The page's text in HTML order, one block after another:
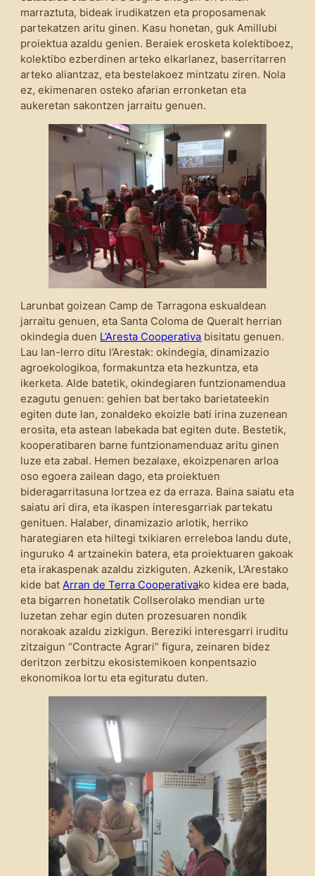
marraztuta, bideak irudikatzen eta proposamenak
partekatzen aritu ginen. Kasu honetan, guk Amillubi
proiektua azaldu genien. Beraiek erosketa kolektiboez,
kolektibo ezberdinen arteko elkarlanez, baserritarren
arteko aliantzaz, eta bestelakoez mintzatu ziren. Nola
ez, ekimenaren osteko afarian erronketan eta
aukeretan sakontzen jarraitu genuen.
Larunbat goizean Camp de Tarragona eskualdean
jarraitu genuen, eta Santa Coloma de Queralt herrian
okindegia duen L’Aresta Cooperativa bisitatu genuen.
Lau lan-lerro ditu l’Arestak: okindegia, dinamizazio
agroekologikoa, formakuntza eta hezkuntza, eta
ikerketa. Alde batetik, okindegiaren funtzionamendua
ezagutu genuen: gehien bat bertako barietateekin
egiten dute lan, zonaldeko ekoizle bati irina zuzenean
erosita, eta astean labekada bat egiten dute. Bestetik,
kooperatibaren barne funtzionamenduaz aritu ginen
luze eta zabal. Hemen bezalaxe, ekoizpenaren arloa
oso egoera zailean dago, eta proiektuen
bideragarritasuna lortzea ez da erraza. Baina saiatu eta
saiatu ari dira, eta ikaspen interesgarriak partekatu
genituen. Halaber, dinamizazio arlotik, herriko
harategiaren eta hiltegi txikiaren erreleboa landu dute,
inguruko 4 artzainekin batera, eta proiektuaren gakoak
eta irakaspenak azaldu zizkiguten. Azkenik, L’Arestako
kide batArran de Terra Cooperativako kidea ere bada,
eta bigarren honetatik Collserolako mendian urte
luzetan zehar egin duten prozesuaren nondik
norakoak azaldu zizkigun. Bereziki interesgarri iruditu
zitzaigun “Contracte Agrari” figura, zeinaren bidez
deritzon zerbitzu ekosistemikoen konpentsazio
ekonomikoa lortu eta egituratu duten.